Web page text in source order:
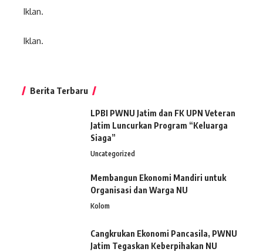
Iklan.
Iklan.
Berita Terbaru
LPBI PWNU Jatim dan FK UPN Veteran
Jatim Luncurkan Program “Keluarga
Siaga”
Uncategorized
Membangun Ekonomi Mandiri untuk
Organisasi dan Warga NU
Kolom
Cangkrukan Ekonomi Pancasila, PWNU
Jatim Tegaskan Keberpihakan NU